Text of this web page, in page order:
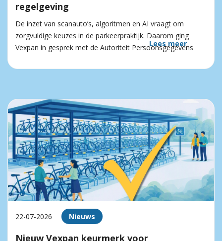
regelgeving
De inzet van scanauto’s, algoritmen en AI vraagt om
zorgvuldige keuzes in de parkeerpraktijk. Daarom ging
Vexpan in gesprek met de Autoriteit Persoonsgegevens
Lees meer
22-07-2026 Nieuws
Nieuw Vexpan keurmerk voor